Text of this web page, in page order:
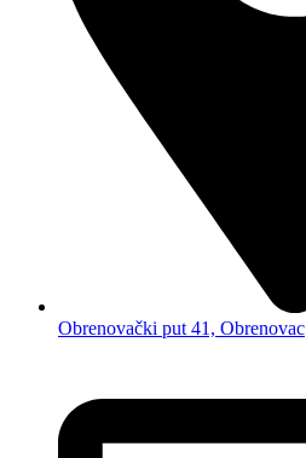
Obrenovački put 41, Obrenovac